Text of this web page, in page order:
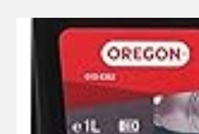
TAKT-
MOTORENÖL,
2T
(1-
LITER-
DOSIER-